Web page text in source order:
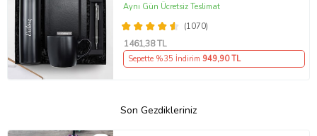
(1070)
Aynı Gün Ücretsiz Teslimat
1461,38 TL
Sepette %35 İndirim 949,90 TL
Son Gezdikleriniz